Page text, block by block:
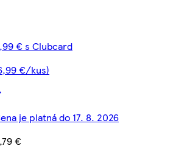
€ s Clubcard
€/kus)
je platná do 17. 8. 2026
€